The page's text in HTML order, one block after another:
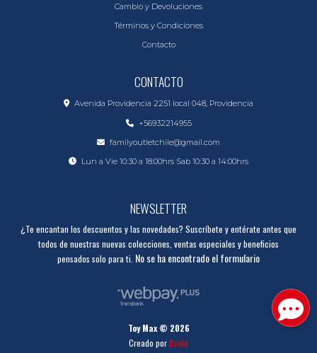
Cambio y Devoluciones
Términos y Condiciones
Contacto
CONTACTO
Avenida Providencia 2251 local 048, Providencia
+56932214955
familyoutletchile@gmail.com
Lun a Vie 10:30 a 18:00hrs Sab 10:30 a 14:00hrs
NEWSLETTER
¿Te encantan los descuentos y las novedades? Suscríbete y entérate antes que
todos de nuestras nuevas colecciones, ventas especiales y beneficios
pensados solo para ti. No se ha encontrado el formulario
Toy Max © 2026
Creado porBsale